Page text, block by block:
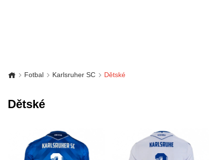
Fotbal Karlsruher SC Dětské
Dětské